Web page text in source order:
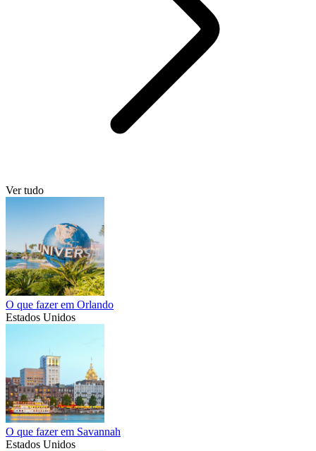
Ver tudo
O que fazer em Orlando
Estados Unidos
O que fazer em Savannah
Estados Unidos